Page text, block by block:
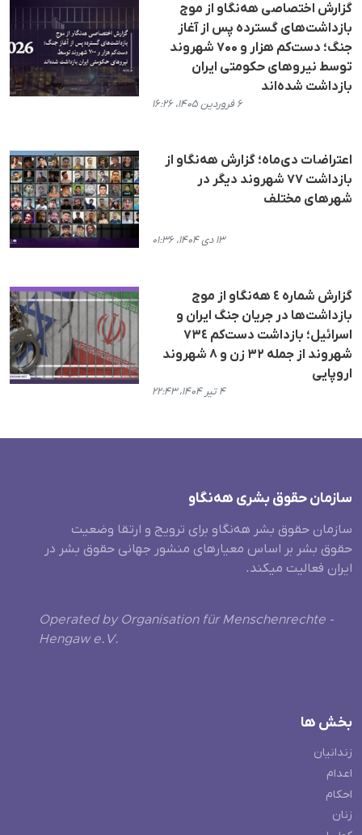
گزارش اختصاصی هه‌نگاو از موج
بازداشت‌های گسترده پس از آغاز
جنگ؛ دست‌کم هزار و ۷۰۰ شهروند
توسط نیروهای حکومتی ایران
بازداشت شده‌اند
۶ فروردین ۱۴۰۵، ۱۶:۲۶
اعتراضات دی‌ماه؛ گزارش هه‌نگاو از
بازداشت ۷۷ شهروند دیگر در
شهرهای مختلف
۱۳ دی ۱۴۰۴، ۰۱:۳۶
گزارش شمارە ٤ هه‌نگاو از موج
بازداشت‌ها در جریان جنگ ایران و
اسرائیل؛ بازداشت دست‌کم ٧٣٤
شهروند از جملە ۳٢ زن و ٨ شهروند
اروپایی
۴ تیر ۱۴۰۴، ۲۲:۴۳
سازمان حقوق بشری هەنگاو
سازمان حقوق بشر هه‌نگاو برای ترویج و ارتقا وضعیت
حقوق بشر بر اساس معیارهای منشور جهانی حقوق بشر در
ایران فعالیت میکند.
Operated by Organisation für Menschenrechte -
Hengaw e.V.
بخش ها
زندانیان
اعدام
احکام
زنان